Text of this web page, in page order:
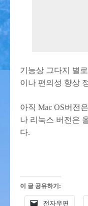
기능상 그다지 별
이나 편의성 향상
아직 Mac OS버전
나 리눅스 버전은
다.
이 글 공유하기:
전자우편